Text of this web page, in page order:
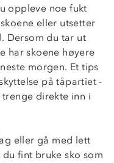
oppleve noe fukt
eller utsetter
Dersom du tar ut
har skoene høyere
morgen. Et tips
på tåpartiet -
direkte inn i
eller gå med lett
fint bruke sko som